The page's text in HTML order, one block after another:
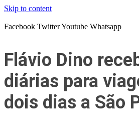
Skip to content
Facebook TwitterYoutube Whatsapp
Flávio Dino
diárias para
dois dias a São